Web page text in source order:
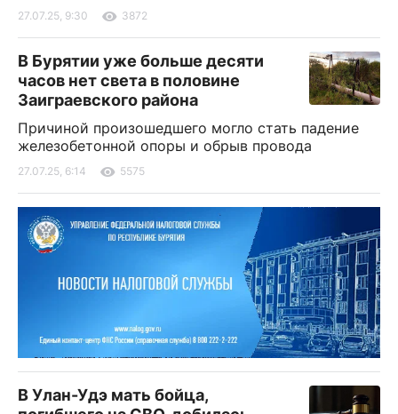
27.07.25, 9:30 3872
В Бурятии уже больше десяти
часов нет света в половине
Заиграевского района
Причиной произошедшего могло стать падение
железобетонной опоры и обрыв провода
27.07.25, 6:14 5575
В Улан-Удэ мать бойца,